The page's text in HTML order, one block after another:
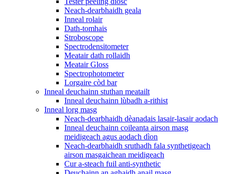
Neach-dearbhaidh geala
Inneal rolair
Dath-tomhais
Stroboscope
Spectrodensitometer
Meatair dath rollaidh
Meatair Gloss
Spectrophotometer
Lorgaire còd bar
Inneal deuchainn stuthan meatailt
Inneal deuchainn lùbadh a-rithist
Inneal lorg masg
Neach-dearbhaidh dèanadais lasair-lasair aodach
Inneal deuchainn coileanta airson masg
meidigeach agus aodach dìon
Neach-dearbhaidh sruthadh fala synthetigeach
airson masgaichean meidigeach
Cur a-steach fuil anti-synthetic